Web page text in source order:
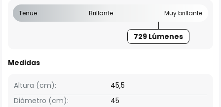
Tenue Brillante Muy brillante
729 Lúmenes
Medidas
Altura (cm):
45,5
Diámetro (cm):
45